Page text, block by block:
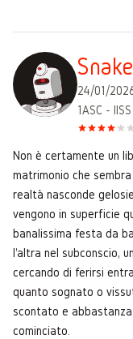
Snake
24/01/
1ASC -
Non è certamente un
matrimonio che
realtà nasconde
vengono in superficie
banalissima festa da
l'altra nel subconscio,
cercando di ferirsi
quanto sognato o
scontato e
cominciato.